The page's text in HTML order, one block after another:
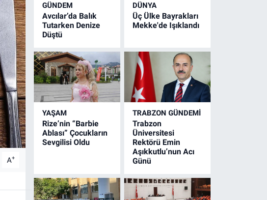
A+
GÜNDEM
Avcılar’da Balık
Tutarken Denize
Düştü
DÜNYA
Üç Ülke Bayrakları
Mekke'de Işıklandı
YAŞAM
Rize’nin “Barbie
Ablası” Çocukların
Sevgilisi Oldu
TRABZON GÜNDEMİ
Trabzon
Üniversitesi
Rektörü Emin
Aşıkkutlu’nun Acı
Günü